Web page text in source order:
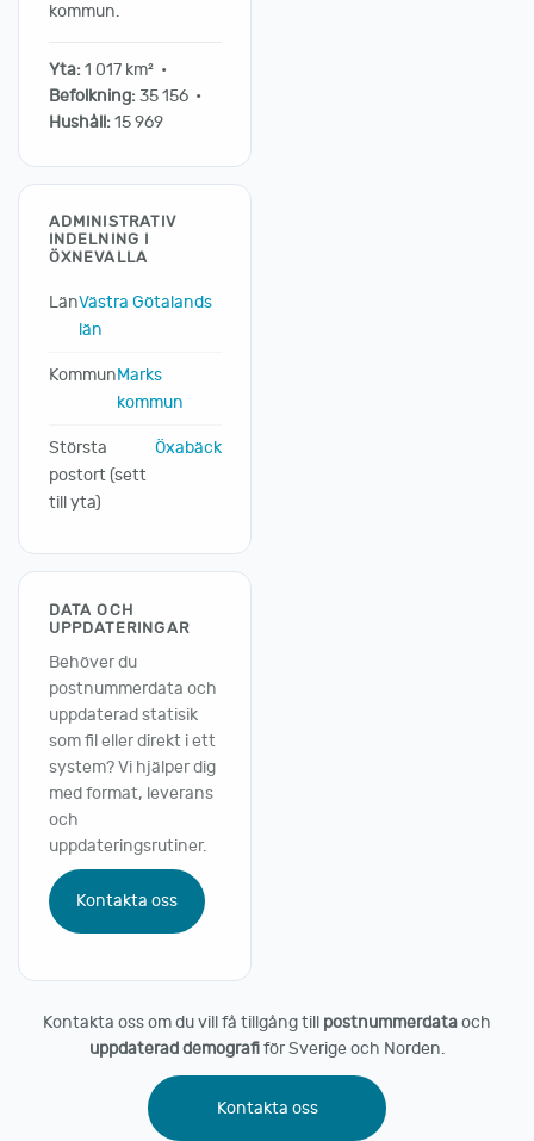
kommun.
Yta:1 017 km² •
Befolkning:35 156 •
Hushåll:15 969
ADMINISTRATIV
INDELNING I
ÖXNEVALLA
LänVästra Götalands
län
KommunMarks
kommun
Största
postort (sett
till yta)
Öxabäck
DATA OCH
UPPDATERINGAR
Behöver du
postnummerdata och
uppdaterad statisik
som fil eller direkt i ett
system? Vi hjälper dig
med format, leverans
och
uppdateringsrutiner.
Kontakta oss
Kontakta oss om du vill få tillgång till postnummerdataoch
uppdaterad demografiför Sverige och Norden.
Kontakta oss